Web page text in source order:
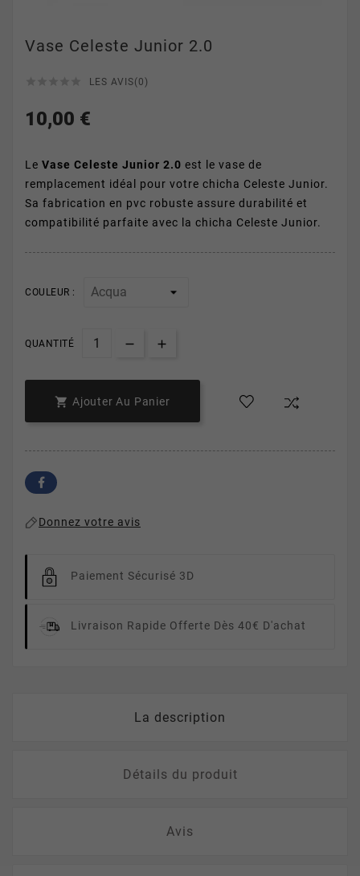
Vase Celeste Junior 2.0
LES AVIS(0)
10,00 €
Le Vase Celeste Junior 2.0 est le vase de
remplacement idéal pour votre chicha Celeste Junior.
Sa fabrication en pvc robuste assure durabilité et
compatibilité parfaite avec la chicha Celeste Junior.
COULEUR :
QUANTITÉ
 Ajouter Au Panier
Donnez votre avis
Paiement Sécurisé 3D
Livraison Rapide Offerte Dès 40€ D'achat
La description
Détails du produit
Avis